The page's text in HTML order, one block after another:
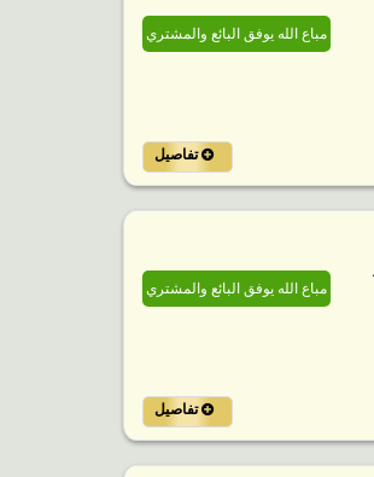
مباع الله يوفق البائع والمشتري
تفاصيل
مباع الله يوفق البائع والمشتري
تفاصيل